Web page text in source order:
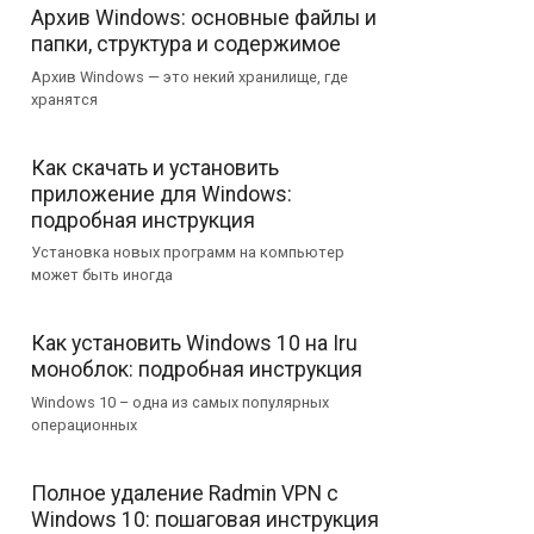
Архив Windows: основные файлы и
папки, структура и содержимое
Архив Windows — это некий хранилище, где
хранятся
Как скачать и установить
приложение для Windows:
подробная инструкция
Установка новых программ на компьютер
может быть иногда
Как установить Windows 10 на Iru
моноблок: подробная инструкция
Windows 10 – одна из самых популярных
операционных
Полное удаление Radmin VPN с
Windows 10: пошаговая инструкция